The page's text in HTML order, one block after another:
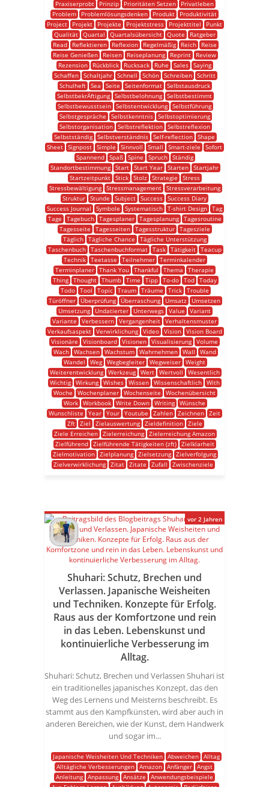
Praxiserprobt
Prinzip Prioritäten Setzen
Privatleben
Problem
Problemlösungsdenken Produkt
Produktivität
Project
Projekt Projekte Projektstress Projekttitel
Punkt
Qualität
Quartal Quartalsübersicht Quote
Ratgeber
Read
Reflektieren Reflexion Regelmäßig Reich
Reise
Reise Genießen
Reisen Reiseplanung Reprint
Review
Rezension
Rückblick Rucksack Ruhe Sales
Saying
Schaffen
Schaltjahr Schnell Schön Schreiben
Schritt
Schulheft
Sea Seite Seitenformat
Selbstausdruck
SelbstbekrÄftigung Selbstbelohnung Selbstbestimmt
Selbstbewusstsein Selbstentwicklung Selbstführung
Selbstgespräche
Selbstkenntnis
Selbstoptimierung
Selbstorganisation
Selbstreflektion
Selbstreflexion
Selbstständig Selbstverständnis Self-reflection Shape
Sheet Signpost Simple Sinnvoll Small Smart-ziele
Sofort
Spannend
Spaß Spine Spruch
Ständig
Standortbestimmung Start Start Year Starten Startjahr
Startzeitpunkt
Stick Stolz Strategie
Stress
Stressbewältigung
Stressmanagement
Stressverarbeitung
Struktur Stunde Subject Success Success Diary
Success Journal
Symbole Systematisch T-shirt Design Tag
Tage
Tagebuch Tagesplaner Tagesplanung
Tagesroutine
Tagesseite
Tagesseiten Tagesstruktur
Tagesziele
Täglich
Tägliche Chance
Tägliche Unterstützung
Taschenbuch
Taschenbuchformat Task Tätigkeit
Teacup
Technik Teetasse Teilnehmer Terminkalender
Terminplaner Thank You Thankful Thema
Therapie
Thing
Thought Thumb Time Tipp To-do Tod
Today
Todo
Tool Topic Traum Träume Trick
Trouble
Türöffner
Überprüfung Überraschung Umsatz
Umsetzen
Umsetzung
Undatierter Unterwegs Value
Variant
Variante
Verbessern Vergangenheit Verhaltensmuster
Verkaufsaspekt
Verwirklichung Video Vision
Vision Board
Visionäre
Visionboard Visionen Visualisierung Volume
Wach
Wachsen Wachstum Wahrnehmen Wall
Wand
Wandel
Weg Wegbegleiter Wegweiser Weight
Weiterentwicklung
Werkzeug Wert Wertvoll
Wesentlich
Wichtig
Wirkung Wishes Wissen Wissenschaftlich
With
Woche
Wochenplaner Wochenseite
Wochenübersicht
Work Workbook Write Down Writing Wünsche
Wunschliste
Year Your Youtube Zahlen Zeichnen Zeit
Zft
Ziel Zielauswertung Zieldefinition
Ziele
Ziele Erreichen Zielerreichung Zielerreichung Amazon
Zielführend
Zielführende Tätigkeiten (zft)
Zielklarheit
Zielmotivation Zielplanung Zielsetzung Zielverfolgung
Zielverwirklichung
Zitat Zitate Zufall Zwischenziele
Shuhari: Schutz, Brechen und
Verlassen. Japanische Weisheiten
und Techniken. Konzepte für Erfolg.
Raus aus der Komfortzone und rein
in das Leben. Lebenskunst und
kontinuierliche Verbesserung im
Alltag.
Shuhari: Schutz, Brechen und Verlassen Shuhari ist
ein traditionelles japanisches Konzept, das den
Weg des Lernens und Meisterns beschreibt. Es
stammt aus den Kampfkünsten, wird aber auch in
anderen Bereichen, wie der Kunst, dem Handwerk
und sogar im...
Japanische Weisheiten Und Techniken Abweichen
Alltag
Alltägliche Verbesserungen Amazon Anfänger Angst
Anleitung Anpassung Ansätze
Anwendungsbeispiele
vor 2 Jahren